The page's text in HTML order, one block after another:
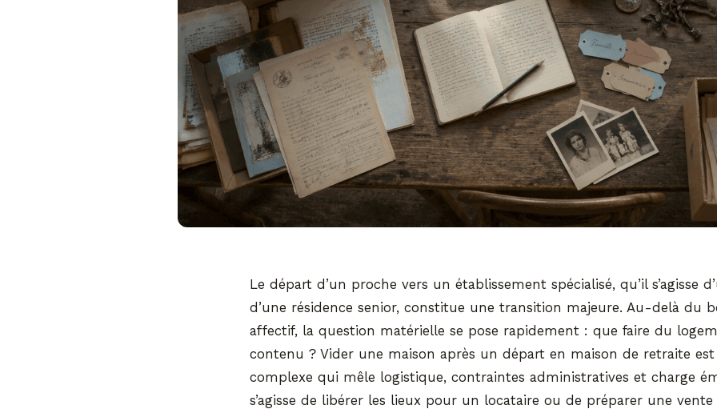
Le départ d’un proche vers un établissement spécialisé, qu’il s’agisse
d’une résidence senior, constitue une transition majeure. Au-delà du
affectif, la question matérielle se pose rapidement : que faire du
contenu ? Vider une maison après un départ en maison de retraite
complexe qui mêle logistique, contraintes administratives et charge
s’agisse de libérer les lieux pour un locataire ou de préparer une